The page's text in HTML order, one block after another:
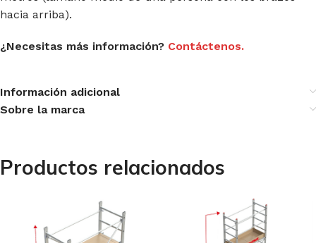
hacia arriba).
¿Necesitas más información? Contáctenos.
Información adicional
Sobre la marca
Productos relacionados